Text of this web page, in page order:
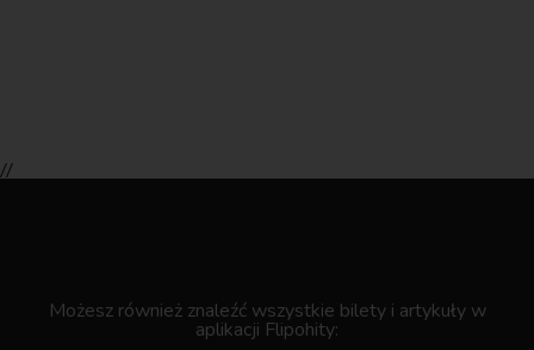
//
Możesz również znaleźć wszystkie bilety i artykuły w
aplikacji Flipohity: